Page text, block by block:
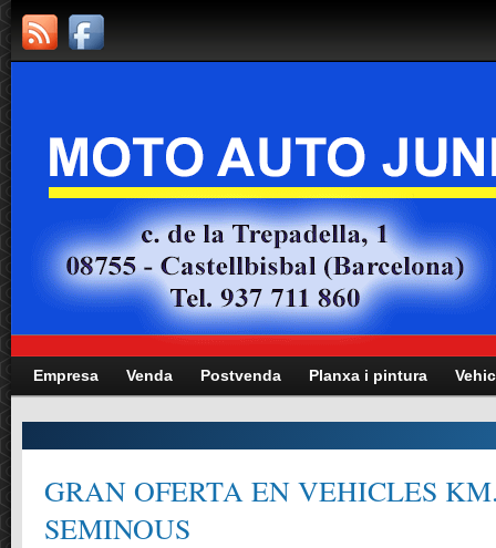
Empresa Venda Postvenda Planxa i pintura
GRAN OFERTA EN VEHICLES
SEMINOUS